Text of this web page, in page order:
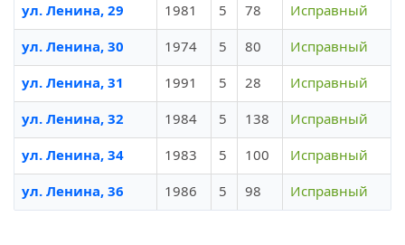
ул. Ленина, 29 1981 5 78
Исправный
ул. Ленина, 30
1974 5 80
Исправный
ул. Ленина, 31
1991 5 28
Исправный
ул. Ленина, 32
1984 5 138
Исправный
ул. Ленина, 34
1983 5 100
Исправный
ул. Ленина, 36
1986 5 98 Исправный